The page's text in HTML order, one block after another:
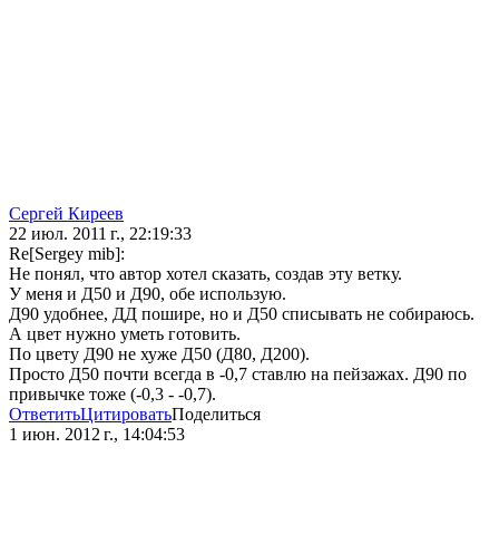
Сергей Киреев
22 июл. 2011 г., 22:19:33
Re[Sergey mib]:
Не понял, что автор хотел сказать, создав эту ветку.
У меня и Д50 и Д90, обе использую.
Д90 удобнее, ДД пошире, но и Д50 списывать не собираюсь.
А цвет нужно уметь готовить.
По цвету Д90 не хуже Д50 (Д80, Д200).
Просто Д50 почти всегда в -0,7 ставлю на пейзажах. Д90 по
привычке тоже (-0,3 - -0,7).
ОтветитьЦитироватьПоделиться
1 июн. 2012 г., 14:04:53